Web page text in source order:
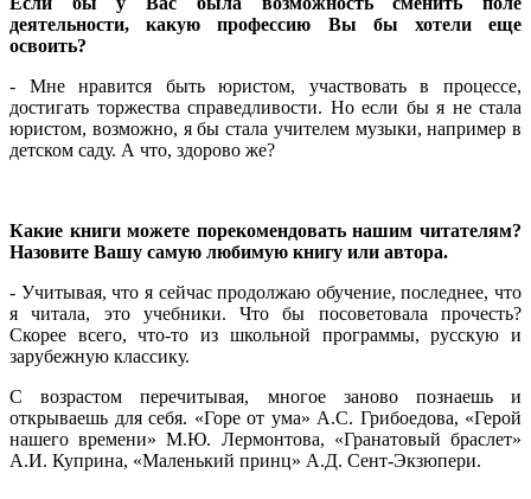
деятельности, какую профессию Вы бы хотели еще
освоить?
- Мне нравится быть юристом, участвовать в процессе,
достигать торжества справедливости. Но если бы я не стала
юристом, возможно, я бы стала учителем музыки, например в
детском саду. А что, здорово же?
Какие книги можете порекомендовать нашим читателям?
Назовите Вашу самую любимую книгу или автора.
- Учитывая, что я сейчас продолжаю обучение, последнее, что
я читала, это учебники. Что бы посоветовала прочесть?
Скорее всего, что-то из школьной программы, русскую и
зарубежную классику.
С возрастом перечитывая, многое заново познаешь и
открываешь для себя. «Горе от ума» А.С. Грибоедова, «Герой
нашего времени» М.Ю. Лермонтова, «Гранатовый браслет»
А.И. Куприна, «Маленький принц» А.Д. Сент-Экзюпери.